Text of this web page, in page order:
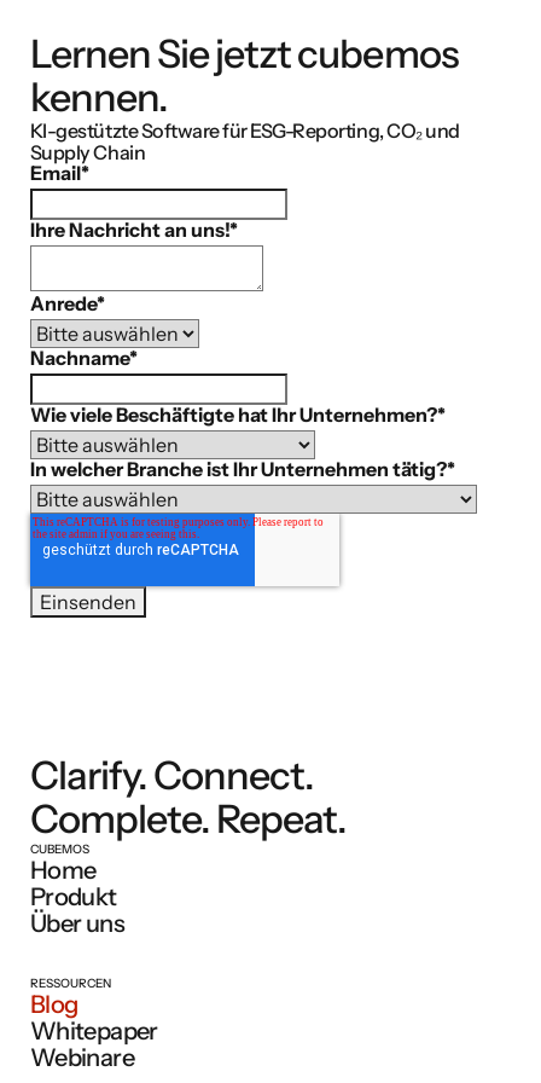
Lernen Sie jetzt cubemos
kennen.
KI-gestützte Software für ESG-Reporting, CO₂ und
Supply Chain
Email*
Ihre Nachricht an uns!*
Anrede*
Nachname*
Wie viele Beschäftigte hat Ihr Unternehmen?*
In welcher Branche ist Ihr Unternehmen tätig?*
Clarify. Connect.
Complete. Repeat.
CUBEMOS
Home
Produkt
Über uns
RESSOURCEN
Blog
Whitepaper
Webinare